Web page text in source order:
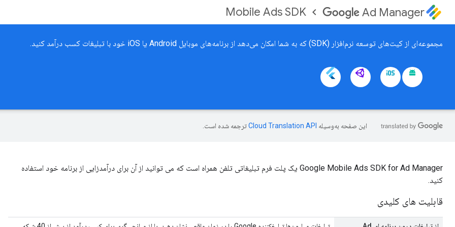
Ad Manager
Mobile Ads SDK
مجموعه‌ای از کیت‌های توسعه نرم‌افزار (SDK) که به شما امکان می‌دهد از برنامه‌های موبایل Android یا iOS خود با تبلیغات کسب درآمد کنید.
این صفحه به‌وسیله ترجمه شده است.
Google Mobile Ads SDK for Ad Manager یک پلت فرم تبلیغاتی تلفن همراه است که می توانید از آن برای درآمدزایی از برنامه خود استفاده
کنید.
قابلیت های کلیدی